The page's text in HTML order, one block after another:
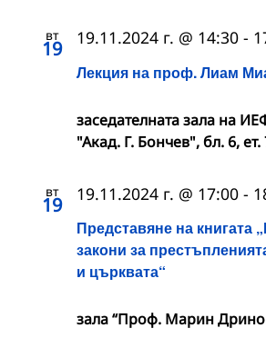
вт
19
Лекция на проф. Лиам
19.11.2024 г. @ 14:30 -
заседателната зала на
"Акад. Г. Бончев", бл. 6, ет.
вт
19
Представяне на книгата
закони за
и църквата“
19.11.2024 г. @ 17:00 -
зала “Проф. Марин